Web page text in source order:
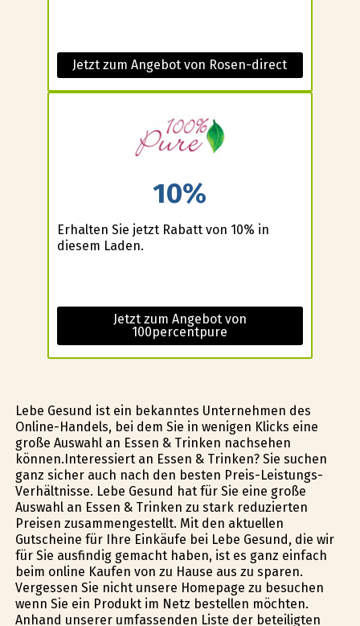
Jetzt zum Angebot von Rosen-direct
10%
Erhalten Sie jetzt Rabatt von 10% in
diesem Laden.
Jetzt zum Angebot von
100percentpure
Lebe Gesund ist ein bekanntes Unternehmen des
Online-Handels, bei dem Sie in wenigen Klicks eine
große Auswahl an Essen & Trinken nachsehen
können.Interessiert an Essen & Trinken? Sie suchen
ganz sicher auch nach den besten Preis-Leistungs-
Verhältnisse. Lebe Gesund hat für Sie eine große
Auswahl an Essen & Trinken zu stark reduzierten
Preisen zusammengestellt. Mit den aktuellen
Gutscheine für Ihre Einkäufe bei Lebe Gesund, die wir
für Sie ausfindig gemacht haben, ist es ganz einfach
beim online Kaufen von zu Hause aus zu sparen.
Vergessen Sie nicht unsere Homepage zu besuchen
wenn Sie ein Produkt im Netz bestellen möchten.
Anhand unserer umfassenden Liste der beteiligten